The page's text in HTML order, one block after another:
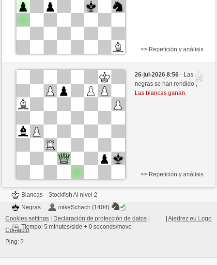
Blancas
Eisenbaer (1457) (-18)
mikeSchach (1404) (+18)
Tiempo: 5 minutes/side + 0 seconds/move
>> Repetición y análisis
26-jul-2026 8:56- Las
negras se han rendido ,
Las blancas ganan
Blancas
Stockfish AI nivel 2
Negras
mikeSchach (1404)
Tiempo: 5 minutes/side + 0 seconds/move
>> Repetición y análisis
Ajedrez eu Logo
Cookies settings Declaración de protección de datos
Contacto
Ping:?